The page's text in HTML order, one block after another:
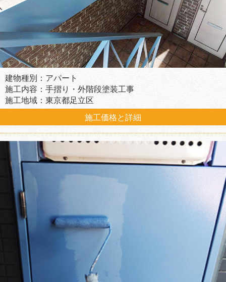
建物種別：アパート
施工内容：手摺り・外階段塗装工事
施工地域：東京都足立区
施工価格と詳細